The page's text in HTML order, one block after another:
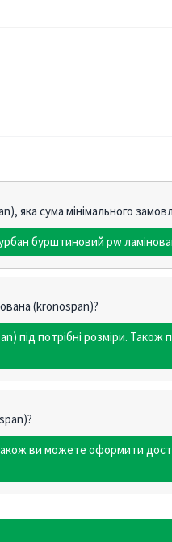
яка сума мінімального
бурштиновий pw
(kronospan)?
під потрібні розміри.
ви можете оформити